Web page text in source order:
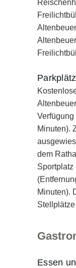
Minuten).
dem
Sportplatz
Minuten).
Essen